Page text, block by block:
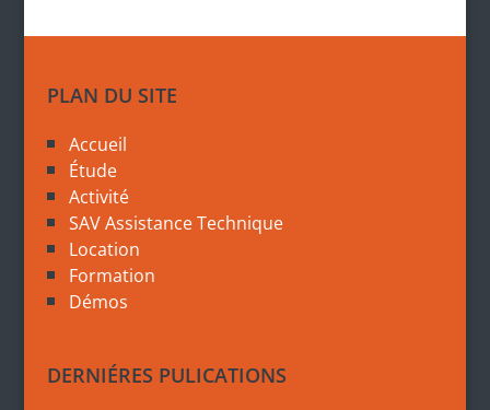
PLAN DU SITE
Accueil
Étude
Activité
SAV Assistance Technique
Location
Formation
Démos
DERNIÉRES PULICATIONS